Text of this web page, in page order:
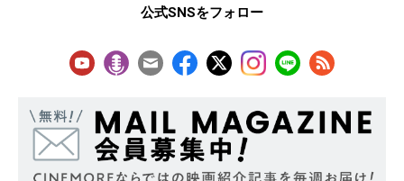
公式SNSをフォロー